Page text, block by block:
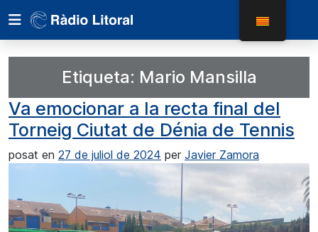
Etiqueta: Mario Mansilla
Va emocionar a la recta final del
Torneig Ciutat de Dénia de Tennis
posat en 27 de juliol de 2024 per Javier Zamora